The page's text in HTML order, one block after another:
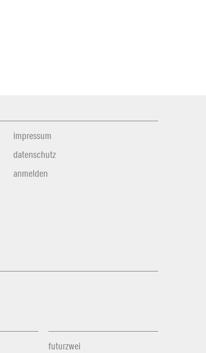
impressum
datenschutz
anmelden
futurzwei